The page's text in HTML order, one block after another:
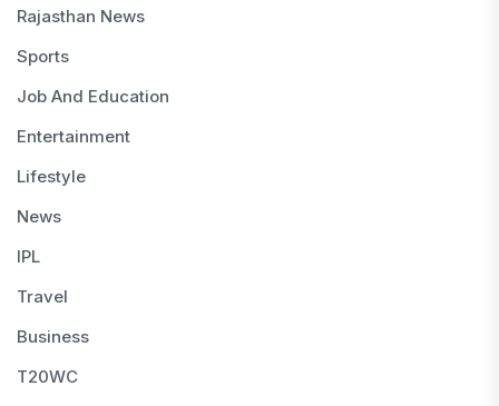
Rajasthan News
Sports
Job And Education
Entertainment
Lifestyle
News
IPL
Travel
Business
T20WC